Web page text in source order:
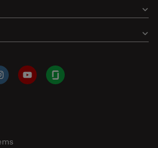
YouTubeGlassdoor